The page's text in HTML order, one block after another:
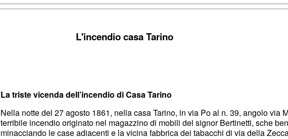
L'incendio casa Tarino
La triste vicenda dell’incendio di Casa Tarino
Nella notte del 27 agosto 1861, nella casa Tarino, in via Po al n. 39, angolo via
terribile incendio originato nel magazzino di mobili del signor Bertinetti, sche
minacciando le case adiacenti e la vicina fabbrica dei tabacchi di via della